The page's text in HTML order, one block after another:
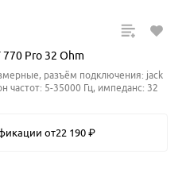
Pro 32 Ohm
разъём подключения: jack
частот: 5-35000 Гц, импеданс: 32
от22 190 ₽